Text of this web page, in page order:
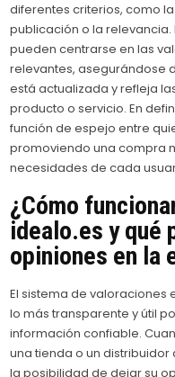
diferentes criterios, como
publicación o la
pueden centrarse en las
relevantes, asegurándose
está actualizada y refleja
producto o servicio. En
función de espejo entre
promoviendo una compra
necesidades de cada
¿Cómo
idealo.es y qué
opiniones en la
El sistema de valoraciones
lo más transparente y útil
información confiable.
una tienda o un
la posibilidad de dejar su